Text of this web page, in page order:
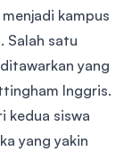
kampus
Salah satu
yang
Inggris.
kedua siswa
yang yakin